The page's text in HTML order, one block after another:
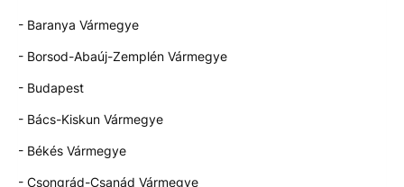
- Baranya Vármegye
- Borsod-Abaúj-Zemplén Vármegye
- Budapest
- Bács-Kiskun Vármegye
- Békés Vármegye
- Csongrád-Csanád Vármegye